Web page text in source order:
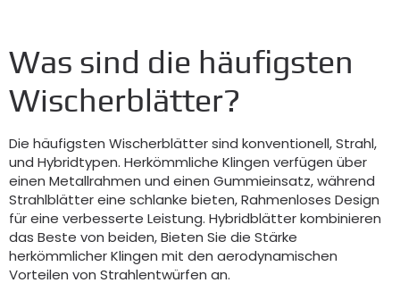
Was sind die häufigsten
Wischerblätter?
Die häufigsten Wischerblätter sind konventionell, Strahl,
und Hybridtypen. Herkömmliche Klingen verfügen über
einen Metallrahmen und einen Gummieinsatz, während
Strahlblätter eine schlanke bieten, Rahmenloses Design
für eine verbesserte Leistung. Hybridblätter kombinieren
das Beste von beiden, Bieten Sie die Stärke
herkömmlicher Klingen mit den aerodynamischen
Vorteilen von Strahlentwürfen an.